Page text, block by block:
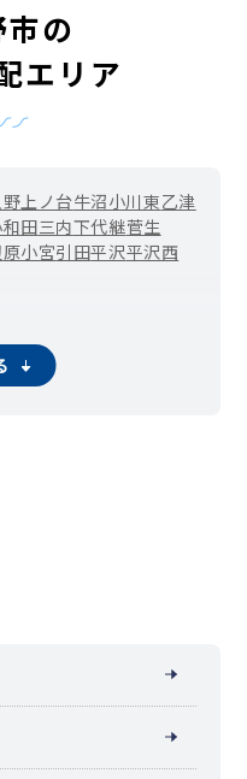
の
エリア
野 上ノ台牛沼小川東乙津
田三内下代継菅生
原小宮引田平沢平沢西